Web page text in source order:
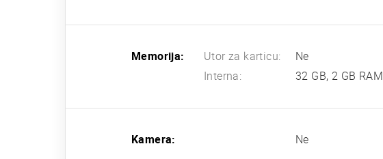
Memorija: Utor za karticu:
Ne
Interna:
32 GB, 2 GB RAM
Kamera: Ne